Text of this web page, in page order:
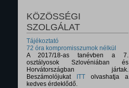
KÖZÖSSÉGI
SZOLGÁLAT
Tájékoztató
72 óra kompromisszumok nélkül
A 2017/18-as tanévben a 7.
osztályosok Szlovéniában és
Horvátországban jártak.
Beszámolójukat
ITTolvashatja a
kedves érdeklődő.